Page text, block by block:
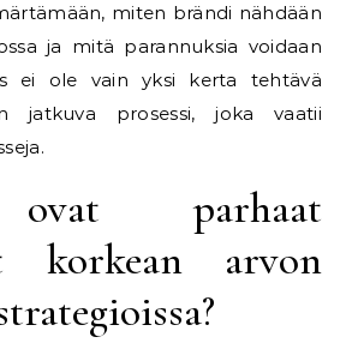
miten brändi nähdään
ja mitä parannuksia voidaan
ei ole vain yksi kerta tehtävä
jatkuva prosessi, joka vaatii
parhaat
korkean arvon